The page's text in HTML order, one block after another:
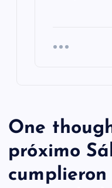
One
próximo
cumplieron